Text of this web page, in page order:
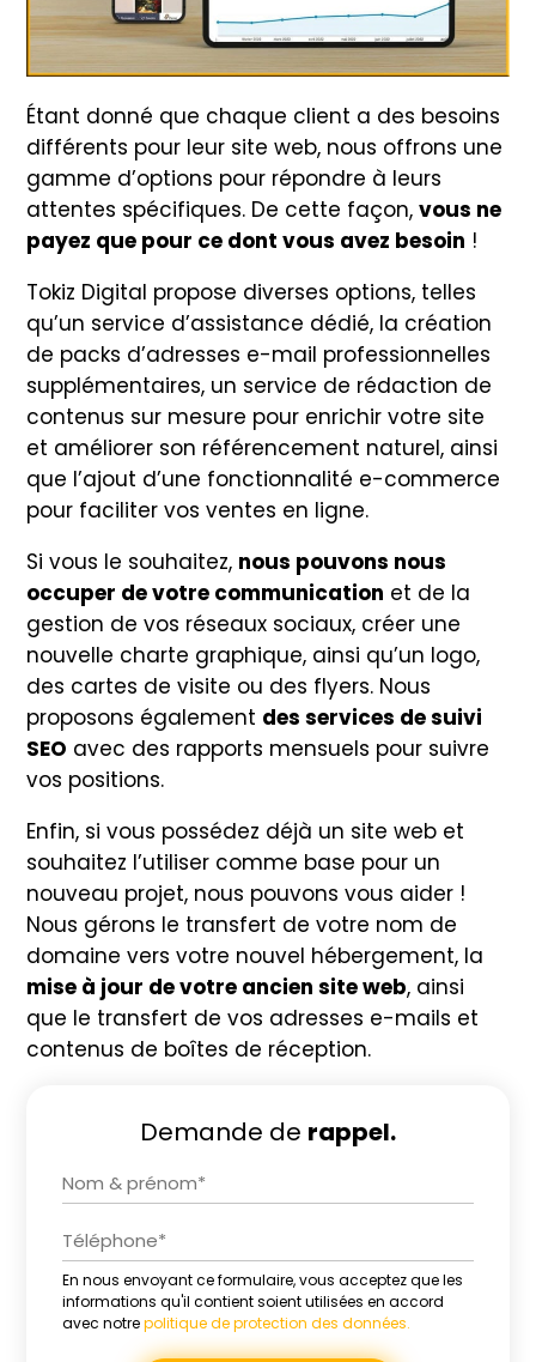
Étant donné que chaque client a des besoins
différents pour leur site web, nous offrons une
gamme d’options pour répondre à leurs
attentes spécifiques. De cette façon,vous ne
payez que pour ce dont vous avez besoin !
Tokiz Digital propose diverses options, telles
qu’un service d’assistance dédié, la création
de packs d’adresses e-mail professionnelles
supplémentaires, un service de rédaction de
contenus sur mesure pour enrichir votre site
et améliorer son référencement naturel, ainsi
que l’ajout d’une fonctionnalité e-commerce
pour faciliter vos ventes en ligne.
Si vous le souhaitez, nous pouvons nous
occuper de votre communication et de la
gestion de vos réseaux sociaux, créer une
nouvelle charte graphique, ainsi qu’un logo,
des cartes de visite ou des flyers. Nous
proposons également des services de suivi
SEO avec des rapports mensuels pour suivre
vos positions.
Enfin, si vous possédez déjà un site web et
souhaitez l’utiliser comme base pour un
nouveau projet, nous pouvons vous aider !
Nous gérons le transfert de votre nom de
domaine vers votre nouvel hébergement, la
mise à jour de votre ancien site web, ainsi
que le transfert de vos adresses e-mails et
contenus de boîtes de réception.
Demande de rappel.
En nous envoyant ce formulaire, vous acceptez que les
informations qu'il contient soient utilisées en accord
avec notrepolitique de protection des données.
Alternative: